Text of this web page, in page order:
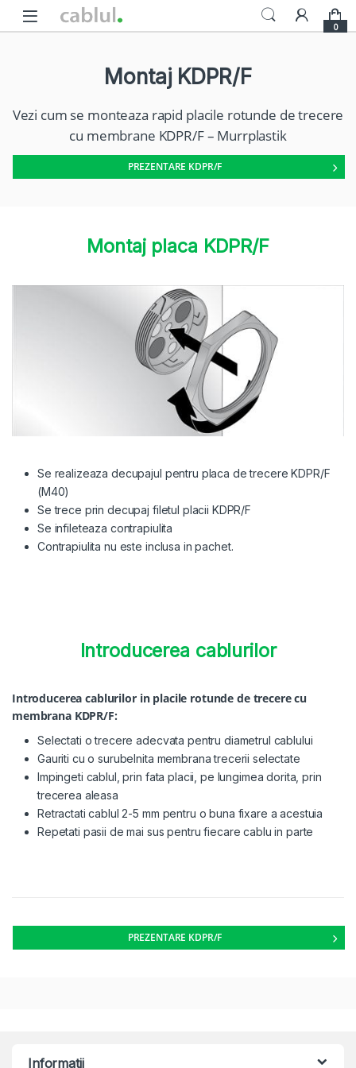
Skip to navigation
Skip to content
0
Montaj KDPR/F
Vezi cum se monteaza rapid placile rotunde de trecere
cu membrane KDPR/F – Murrplastik
PREZENTARE KDPR/F
Montaj placa KDPR/F
Se realizeaza decupajul pentru placa de trecere KDPR/F
(M40)
Se trece prin decupaj filetul placii KDPR/F
Se infileteaza contrapiulita
Contrapiulita nu este inclusa in pachet.
Introducerea cablurilor
Introducerea cablurilor in placile rotunde de trecere cu
membrana KDPR/F:
Selectati o trecere adecvata pentru diametrul cablului
Gauriti cu o surubelnita membrana trecerii selectate
Impingeti cablul, prin fata placii, pe lungimea dorita, prin
trecerea aleasa
Retractati cablul 2-5 mm pentru o buna fixare a acestuia
Repetati pasii de mai sus pentru fiecare cablu in parte
PREZENTARE KDPR/F
Informatii